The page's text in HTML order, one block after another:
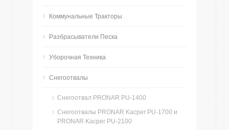
Коммунальные Тракторы
Разбрасыватели Песка
Уборочная Техника
Снегоотвалы
Снегоотвал PRONAR PU-1400
Снегоотвалы PRONAR Kacper PU-1700 и
PRONAR Kacper PU-2100